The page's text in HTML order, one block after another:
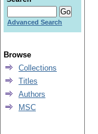
Advanced Search
Browse
Collections
Titles
Authors
MSC